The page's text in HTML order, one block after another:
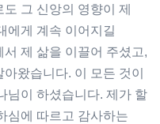
그 신앙의 영향이 제
에게 계속 이어지길
제 삶을 이끌어 주셨고,
왔습니다. 이 모든 것이
님이 하셨습니다. 제가 할
심에 따르고 감사하는